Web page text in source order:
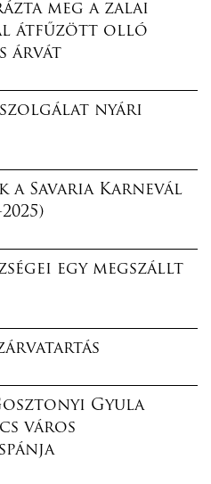
meg a zalai
átfűzött olló
árvát
nyári
a Savaria Karnevál
egy megszállt
Gyula
város